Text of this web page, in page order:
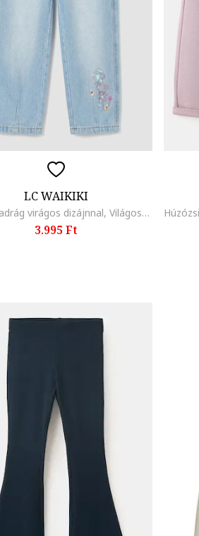
LC WAIKIKI
Farmernadrág virágos dizájnnal, Világoskék
3.995 Ft